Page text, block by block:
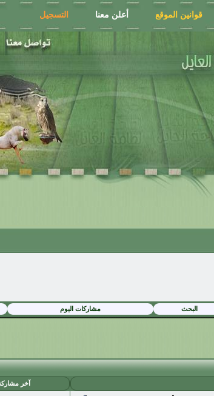
قوانين الموقع أعلن معنا التسجيل
البحث مشاركات اليوم
آخر